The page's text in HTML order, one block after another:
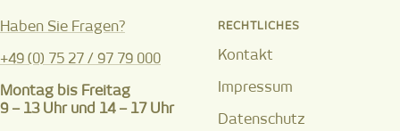
Haben Sie Fragen?
+49 (0) 75 27 / 97 79 000
Montag bis Freitag
9 – 13 Uhr und 14 – 17 Uhr
RECHTLICHES
Kontakt
Impressum
Datenschutz